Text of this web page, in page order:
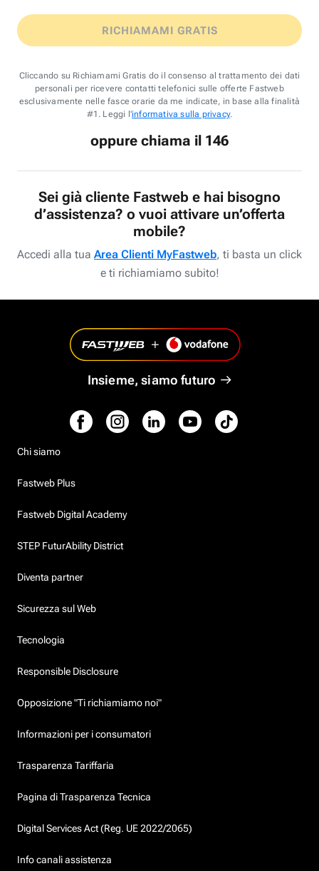
RICHIAMAMI GRATIS
Cliccando su Richiamami Gratis do il consenso al trattamento dei dati
personali per ricevere contatti telefonici sulle offerte Fastweb
esclusivamente nelle fasce orarie da me indicate, in base alla finalità
#1. Leggi l'informativa sulla privacy.
oppure chiama il 146
Sei già cliente Fastweb e hai bisogno
d’assistenza? o vuoi attivare un’offerta
mobile?
Accedi alla tua Area Clienti MyFastweb, ti basta un click
e ti richiamiamo subito!
Insieme, siamo futuro
Chi siamo
Fastweb Plus
Fastweb Digital Academy
STEP FuturAbility District
Diventa partner
Sicurezza sul Web
Tecnologia
Responsible Disclosure
Opposizione "Ti richiamiamo noi"
Informazioni per i consumatori
Trasparenza Tariffaria
Pagina di Trasparenza Tecnica
Digital Services Act (Reg. UE 2022/2065)
Info canali assistenza